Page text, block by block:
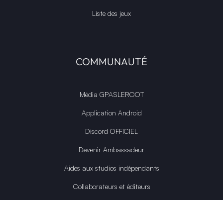
Liste des jeux
COMMUNAUTÉ
Média GPASLEROOT
Application Android
Discord OFFICIEL
Devenir Ambassadeur
Aides aux studios indépendants
Collaborateurs et éditeurs